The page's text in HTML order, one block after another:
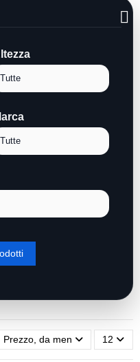
Prezzo, da meno caro a più
12